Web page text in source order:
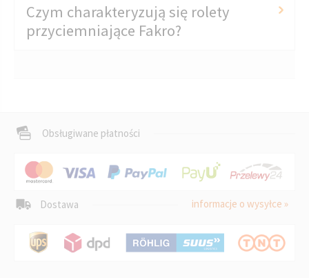
Czym charakteryzują się rolety
przyciemniające Fakro?
Obsługiwane płatności
Dostawa informacje o wysyłce »